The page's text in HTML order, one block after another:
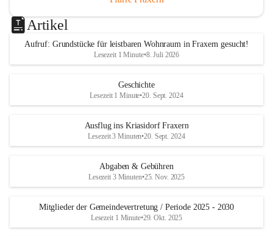
Artikel
Aufruf: Grundstücke für leistbaren Wohnraum in Fraxern gesucht!
Lesezeit 1 Minute•8. Juli 2026
Geschichte
Lesezeit 1 Minute•20. Sept. 2024
Ausflug ins Kriasidorf Fraxern
Lesezeit 3 Minuten•20. Sept. 2024
Abgaben & Gebühren
Lesezeit 3 Minuten•25. Nov. 2025
Mitglieder der Gemeindevertretung / Periode 2025 - 2030
Lesezeit 1 Minute•29. Okt. 2025